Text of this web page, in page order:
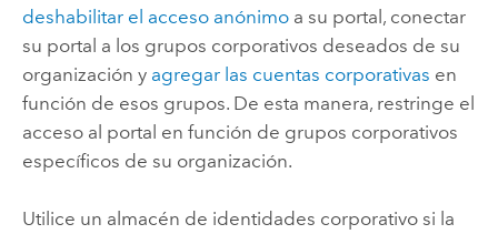
deshabilitar el acceso anónimoa su portal, conectar
su portal a los grupos corporativos deseados de su
organización y agregar las cuentas corporativas en
función de esos grupos. De esta manera, restringe el
acceso al portal en función de grupos corporativos
específicos de su organización.
Utilice un almacén de identidades corporativo si la